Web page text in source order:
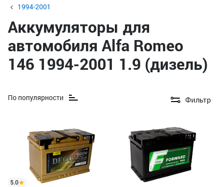
1994-2001
Аккумуляторы для
автомобиля Alfa Romeo
146 1994-2001 1.9 (дизель)
По популярности Фильтр
5.0